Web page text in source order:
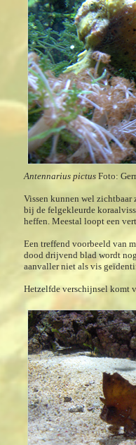
Antennarius pictus Foto:
Vissen kunnen wel
bij de felgekleurde
heffen. Meestal loopt een
Een treffend voorbeeld van
dood drijvend blad wordt
aanvaller nietals vis
Hetzelfde verschijnsel komt